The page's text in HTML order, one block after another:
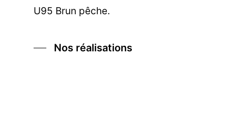
U95 Brun pêche.
Nos réalisations